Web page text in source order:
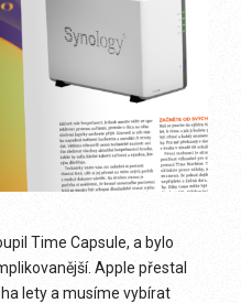
Time Capsule, a bylo
Apple přestal
lety a musíme vybírat